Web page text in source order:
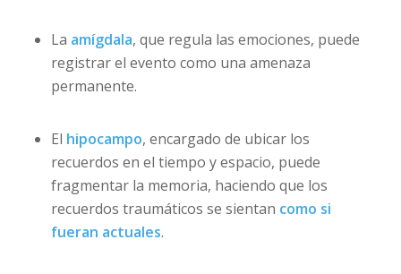
La amígdala, que regula las emociones, puede
registrar el evento como una amenaza
permanente.
El hipocampo, encargado de ubicar los
recuerdos en el tiempo y espacio, puede
fragmentar la memoria, haciendo que los
recuerdos traumáticos se sientan como si
fueran actuales.